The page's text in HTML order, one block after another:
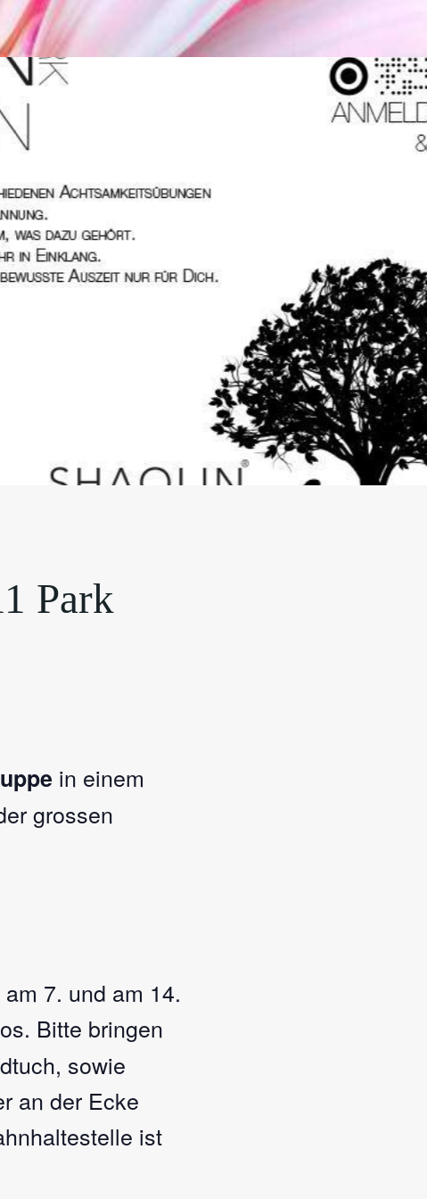
Park
in einem
grossen
7. und am 14.
Bitte bringen
sowie
an der Ecke
ist